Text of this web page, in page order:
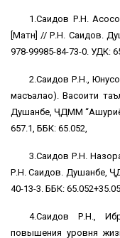
1.Саидов Р.Н.
[Матн] // Р.Н. Саидов.
978-99985-84-73-0. УДК:
2.Саидов Р.Н.,
масъалаҳо). Васоити
Душанбе, ҶДММ
657.1, ББК: 65.052,
3.Саидов Р.Н.
Р.Н. Саидов. Душанбе,
40-13-3. ББК:
4.Саидов Р.Н.,
повышения уровня